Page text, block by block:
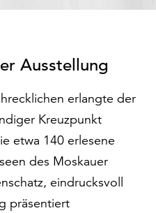
Ausstellung
erlangte der
Kreuzpunkt
etwa 140 erlesene
des Moskauer
eindrucksvoll
präsentiert